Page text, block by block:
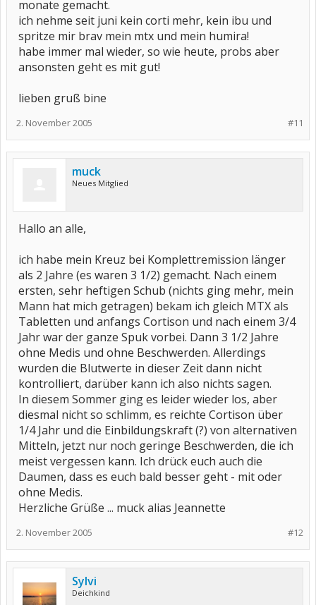
monate gemacht.
ich nehme seit juni kein corti mehr, kein ibu und
spritze mir brav mein mtx und mein humira!
habe immer mal wieder, so wie heute, probs aber
ansonsten geht es mit gut!
lieben gruß bine
#11
2. November 2005
muck
Neues Mitglied
Hallo an alle,
ich habe mein Kreuz bei Komplettremission länger
als 2 Jahre (es waren 3 1/2) gemacht. Nach einem
ersten, sehr heftigen Schub (nichts ging mehr, mein
Mann hat mich getragen) bekam ich gleich MTX als
Tabletten und anfangs Cortison und nach einem 3/4
Jahr war der ganze Spuk vorbei. Dann 3 1/2 Jahre
ohne Medis und ohne Beschwerden. Allerdings
wurden die Blutwerte in dieser Zeit dann nicht
kontrolliert, darüber kann ich also nichts sagen.
In diesem Sommer ging es leider wieder los, aber
diesmal nicht so schlimm, es reichte Cortison über
1/4 Jahr und die Einbildungskraft (?) von alternativen
Mitteln, jetzt nur noch geringe Beschwerden, die ich
meist vergessen kann. Ich drück euch auch die
Daumen, dass es euch bald besser geht - mit oder
ohne Medis.
Herzliche Grüße ... muck alias Jeannette
#12
2. November 2005
Sylvi
Deichkind